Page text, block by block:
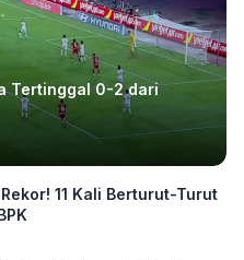
Tertinggal 0-2 dari
11 Kali Berturut-Turut